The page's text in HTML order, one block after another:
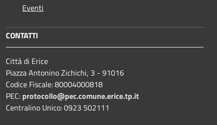
Eventi
CONTATTI
Città di Erice
Piazza Antonino Zichichi, 3 - 91016
Codice Fiscale: 80004000818
PEC: protocollo@pec.comune.erice.tp.it
Centralino Unico: 0923 502111